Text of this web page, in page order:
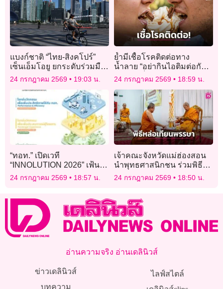
แบงก์ชาติ “ไทย-สิงคโปร์”
เซ็นเอ็มโอยู ยกระดับร่วมมือ
ไซเบอร์ สกัดโกงดิจิทัล
24 กรกฎาคม 2569 19:03 น.
ย้ำมีเชื้อโรคติดต่อทาง
น้ำลาย “อย่ากินไอติมต่อกัน”
ไม่ควรเห็นคนดังทำจนกลาย
เป็นเรื่องตลก!
24 กรกฎาคม 2569 18:59 น.
“ทอท.” เปิดเวที
“INNOLUTION 2026” เฟ้นไอ
เดียพัฒนานวัตกรรม ยกระดับ
สนามบินไทย
24 กรกฎาคม 2569 18:57 น.
เจ้าคณะจังหวัดแม่ฮ่องสอน
นำพุทธศาสนิกชน ร่วมพิธี
หล่อเทียนพรรษา
24 กรกฎาคม 2569 18:50 น.
อ่านความจริง อ่านเดลินิวส์
ข่าวเดลินิวส์
บทความ
ไลฟ์สไตล์